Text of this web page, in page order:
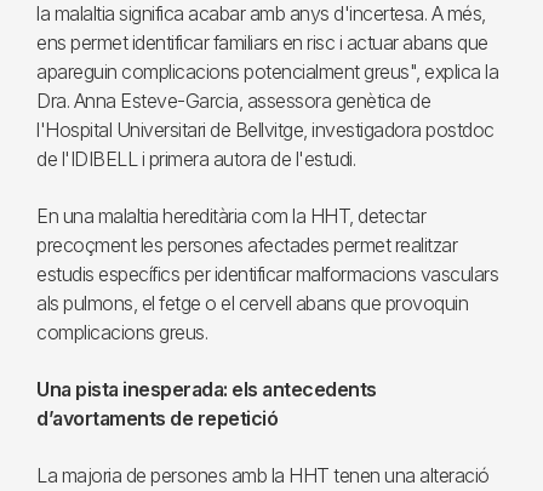
la malaltia significa acabar amb anys d'incertesa. A més,
ens permet identificar familiars en risc i actuar abans que
apareguin complicacions potencialment greus", explica la
Dra. Anna Esteve-Garcia, assessora genètica de
l'Hospital Universitari de Bellvitge, investigadora postdoc
de l'IDIBELL i primera autora de l'estudi.
En una malaltia hereditària com la HHT, detectar
precoçment les persones afectades permet realitzar
estudis específics per identificar malformacions vasculars
als pulmons, el fetge o el cervell abans que provoquin
complicacions greus.
Una pista inesperada: els antecedents
d’avortaments de repetició
La majoria de persones amb la HHT tenen una alteració